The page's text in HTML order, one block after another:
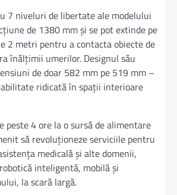
7 niveluri de libertate ale modelului
de 1380 mm și se pot extinde pe
2 metri pentru a contacta obiecte de
înălțimii umerilor. Designul său
de doar 582 mm pe 519 mm –
ridicată în spații interioare
peste 4 ore la o sursă de alimentare
să revoluționeze serviciile pentru
medicală și alte domenii,
inteligentă, mobilă și
la scară largă.